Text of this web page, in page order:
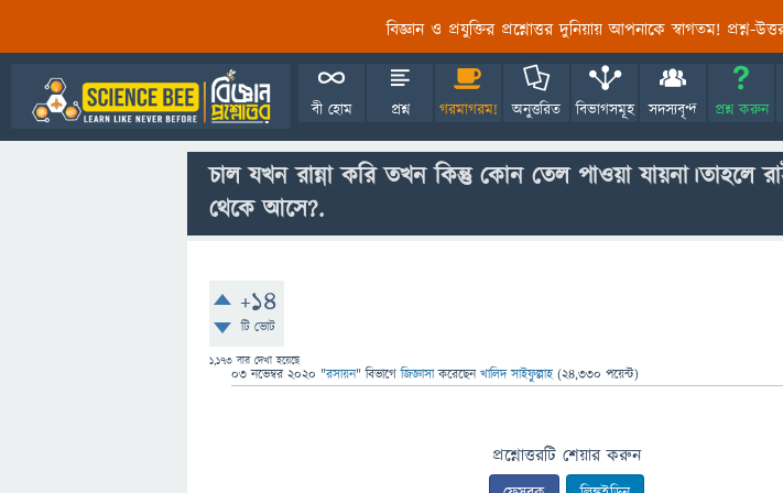
বিজ্ঞান ও প্রযুক্তির প্রশ্নোত্তর দুনিয়ায় আপনাকে স্বাগতম! প্রশ্ন-
বী হোম প্রশ্ন গরমাগরম! অনুত্তরিত বিভাগসমূহ সদস্যবৃন্দ প্রশ্ন করুন
চাল যখন রান্না করি তখন কিন্তু কোন তেল পাওয়া যায়না।তাহলে
থেকে আসে?.
+14
টি ভোট
1,173 বার দেখা হয়েছে
03 নভেম্বর 2020 "রসায়ন" বিভাগে জিজ্ঞাসাকরেছেনখালিদ সাইফুল্লাহ (24,330 পয়েন্ট)
প্রশ্নোত্তরটি শেয়ার করুন